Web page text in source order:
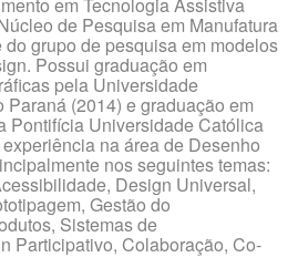
de Pesquisa em Manufatura
grupo de pesquisa em modelos
Possui graduação em
pela Universidade
(2014) e graduação em
Pontifícia Universidade Católica
na área de Desenho
nos seguintes temas:
Design Universal,
Gestão do
Sistemas de
Participativo, Colaboração, Co-